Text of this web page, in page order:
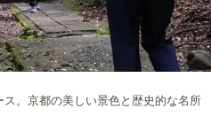
。京都の美しい景色と歴史的な名所